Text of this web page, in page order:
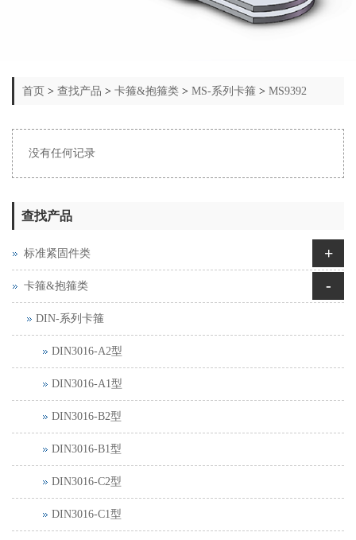
首页 > 查找产品 > 卡箍&抱箍类 > MS-系列卡箍 > MS9392
没有任何记录
查找产品
标准紧固件类 +
卡箍&抱箍类 -
DIN-系列卡箍
DIN3016-A2型
DIN3016-A1型
DIN3016-B2型
DIN3016-B1型
DIN3016-C2型
DIN3016-C1型